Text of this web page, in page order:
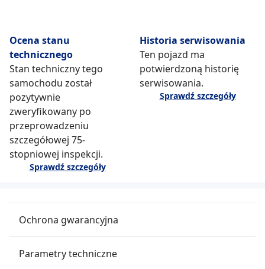
Ocena stanu
technicznego
Stan techniczny tego
samochodu został
pozytywnie
zweryfikowany po
przeprowadzeniu
szczegółowej 75-
stopniowej inspekcji.
Sprawdź szczegóły
Historia serwisowania
Ten pojazd ma
potwierdzoną historię
serwisowania.
Sprawdź szczegóły
Ochrona gwarancyjna
Parametry techniczne